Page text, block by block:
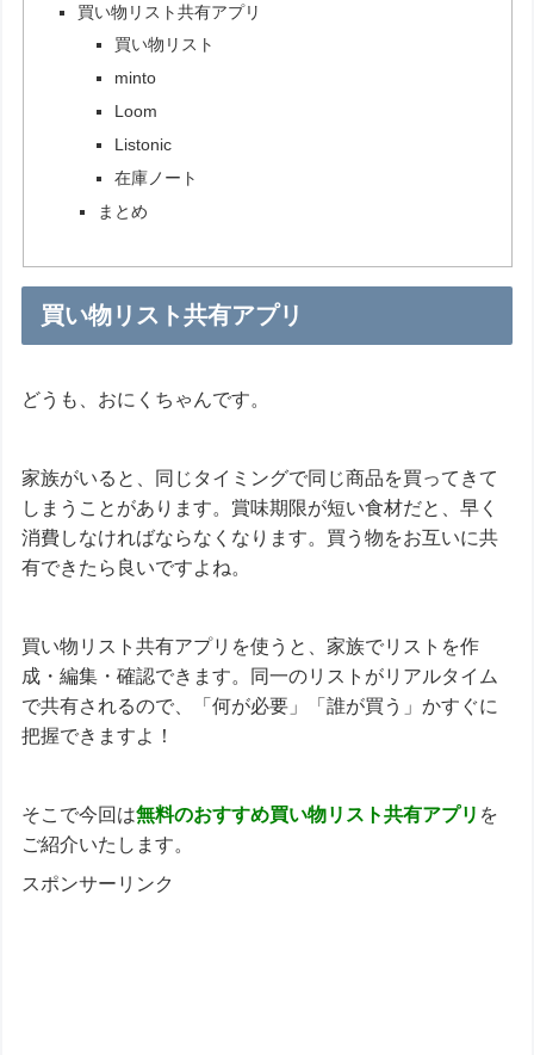
買い物リスト共有アプリ
買い物リスト
minto
Loom
Listonic
在庫ノート
まとめ
買い物リスト共有アプリ
どうも、おにくちゃんです。
家族がいると、同じタイミングで同じ商品を買ってきて
しまうことがあります。賞味期限が短い食材だと、早く
消費しなければならなくなります。買う物をお互いに共
有できたら良いですよね。
買い物リスト共有アプリを使うと、家族でリストを作
成・編集・確認できます。同一のリストがリアルタイム
で共有されるので、「何が必要」「誰が買う」かすぐに
把握できますよ！
そこで今回は無料のおすすめ買い物リスト共有アプリ を
ご紹介いたします。
スポンサーリンク